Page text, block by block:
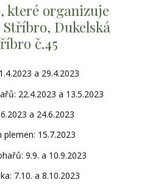
které organizuje
Dukelská
č.45
a 29.4.2023
22.4.2023 a 13.5.2023
a 24.6.2023
15.7.2023
9.9. a 10.9.2023
7.10. a 8.10.2023